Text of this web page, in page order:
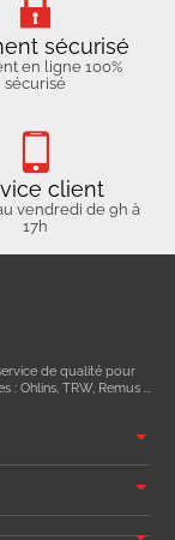
sécurisé
en ligne 100%
sécurisé
client
vendredi de 9h à
17h
de qualité pour
Ohlins, TRW, Remus ...